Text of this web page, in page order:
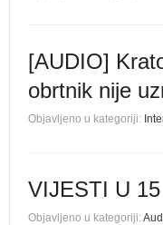
[AUDIO]
obrtnik nije
Objavljeno u kategoriji:
VIJESTI U 15
Objavljeno u kategoriji: